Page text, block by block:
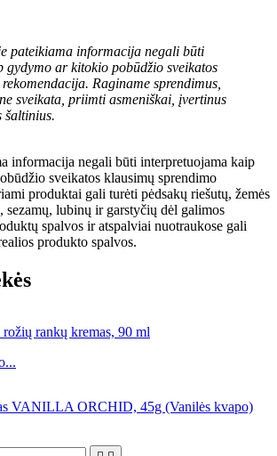
pateikiama informacija negali būti
gydymo ar kitokio pobūdžio sveikatos
Raginame sprendimus,
sveikata, priimti asmeniškai, įvertinus
šaltinius.
informacija negali būti interpretuojama kaip
sveikatos klausimų sprendimo
produktai gali turėti pėdsakų riešutų, žemės
sezamų, lubinų ir garstyčių dėl galimos
spalvos ir atspalviai nuotraukose gali
produkto spalvos.
rankų kremas, 90 ml
VANILLA ORCHID, 45g (Vanilės kvapo)